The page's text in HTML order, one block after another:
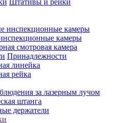
камеры
смотровая камера
Принадлежности
линейка
рейка
за лазерным лучом
штанга
держатели